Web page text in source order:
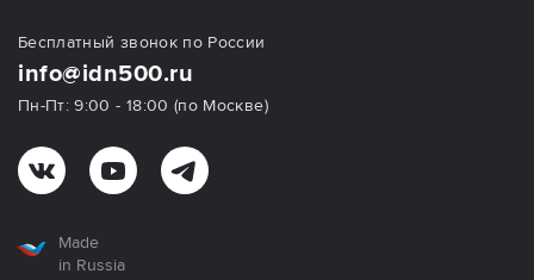
Бесплатный звонок по России
info@idn500.ru
Пн-Пт: 9:00 - 18:00 (по Москве)
Made
in Russia